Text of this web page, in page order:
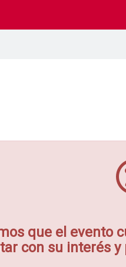
que el evento
con su interés